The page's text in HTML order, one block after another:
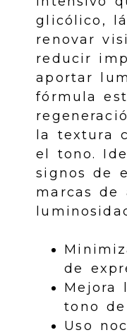
glicólico,
renovar
reducir
aportar
fórmula
la textura
el tono.
signos de
marcas de
de
Mejora
tono
Uso